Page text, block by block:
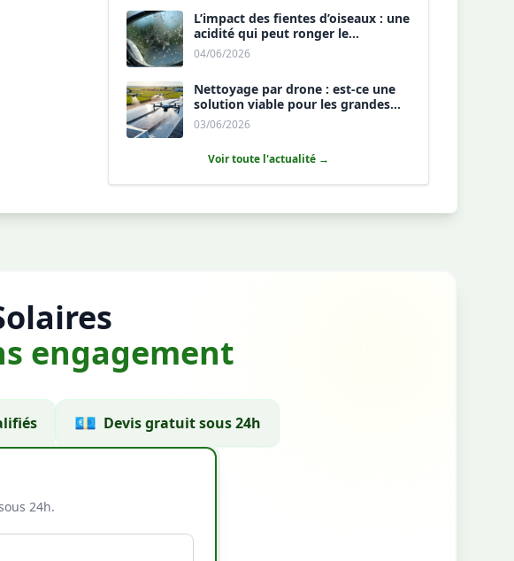
L’impact des fientes d’oiseaux : une
acidité qui peut ronger le
revêtement antireflet ?
04/06/2026
Nettoyage par drone : est-ce une
solution viable pour les grandes
toitures agricoles ?
03/06/2026
Voir toute l'actualité →
engagement
💶 Devis gratuit sous 24h
24h.